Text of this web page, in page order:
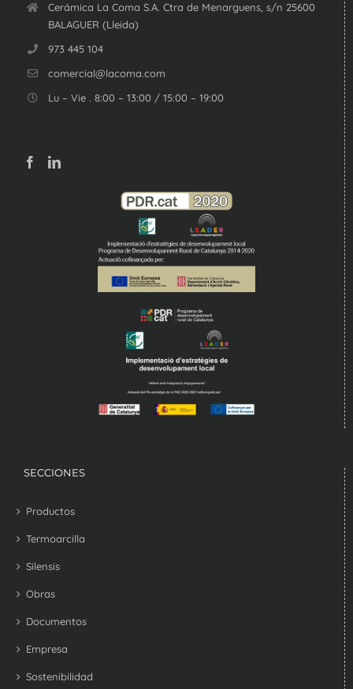
Cerámica La Coma S.A. Ctra de Menarguens, s/n 25600
BALAGUER (Lleida)
973 445 104
comercial@lacoma.com
Lu – Vie . 8:00 – 13:00 / 15:00 – 19:00
SECCIONES
Productos
Termoarcilla
Silensis
Obras
Documentos
Empresa
Sostenibilidad